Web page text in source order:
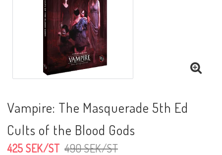
Vampire: The Masquerade 5th Ed
Cults of the Blood Gods
490 SEK/ST
425 SEK/ST